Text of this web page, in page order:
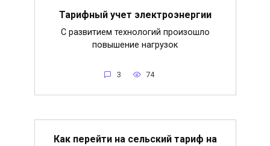
Тарифный учет электроэнергии
С развитием технологий произошло
повышение нагрузок
3 74
Как перейти на сельский тариф на